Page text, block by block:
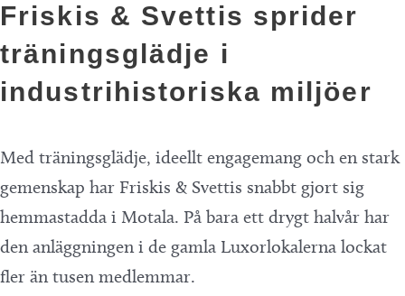
Friskis & Svettis sprider
träningsglädje i
industrihistoriska miljöer
Med träningsglädje, ideellt engagemang och en stark
gemenskap har Friskis & Svettis snabbt gjort sig
hemmastadda i Motala. På bara ett drygt halvår har
den anläggningen i de gamla Luxorlokalerna lockat
fler än tusen medlemmar.